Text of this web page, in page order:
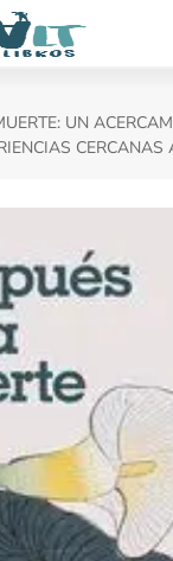
UN
CERCANAS